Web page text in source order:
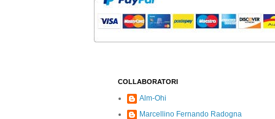
COLLABORATORI
Alm-Ohi
Marcellino Fernando Radogna